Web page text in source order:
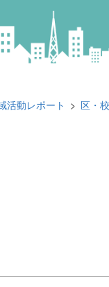
東区事務所
その他
知
計画
活動レポート 区・